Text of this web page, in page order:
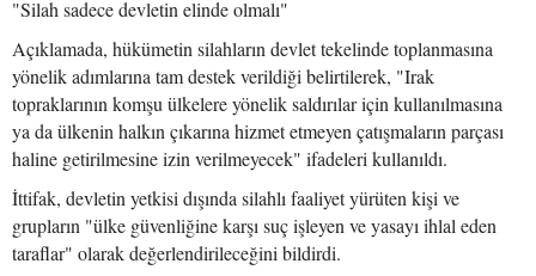
"Silah sadece devletin elinde olmalı"
Açıklamada, hükümetin silahların devlet tekelinde toplanmasına
yönelik adımlarına tam destek verildiği belirtilerek, "Irak
topraklarının komşu ülkelere yönelik saldırılar için kullanılmasına
ya da ülkenin halkın çıkarına hizmet etmeyen çatışmaların parçası
haline getirilmesine izin verilmeyecek" ifadeleri kullanıldı.
İttifak, devletin yetkisi dışında silahlı faaliyet yürüten kişi ve
grupların "ülke güvenliğine karşı suç işleyen ve yasayı ihlal eden
taraflar" olarak değerlendirileceğini bildirdi.